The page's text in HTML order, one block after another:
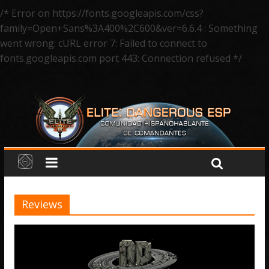
/* Error on https://fonts.googleapis.com/css?
family=Open+Sans%3A400%2C600&ver=6.6.4 : Something
went wrong: cURL error 7: Failed to connect to
fonts.googleapis.com port 443: Connection refused */
Reviews